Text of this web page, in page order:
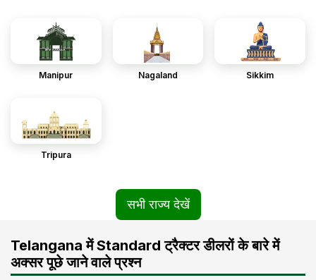
Manipur Nagaland Sikkim
Tripura
सभी राज्य देखें
Telangana में Standard ट्रैक्टर डीलरों के बारे में
अक्सर पूछे जाने वाले प्रश्न